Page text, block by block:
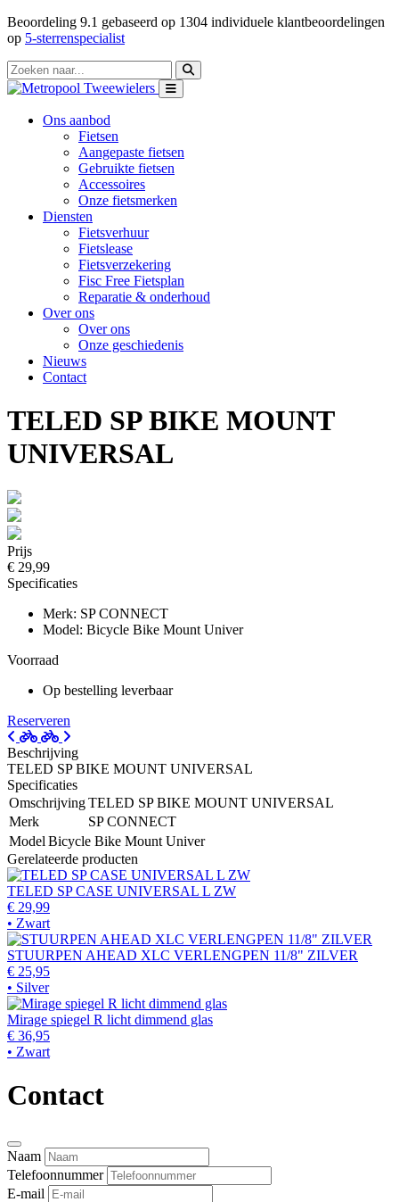
Beoordeling 9.1 gebaseerd op 1304 individuele klantbeoordelingen
op 5-sterrenspecialist
Ons aanbod
Fietsen
Aangepaste fietsen
Gebruikte fietsen
Accessoires
Onze fietsmerken
Diensten
Fietsverhuur
Fietslease
Fietsverzekering
Fisc Free Fietsplan
Reparatie & onderhoud
Over ons
Over ons
Onze geschiedenis
Nieuws
Contact
TELED SP BIKE MOUNT
UNIVERSAL
Prijs
€ 29,99
Specificaties
Merk: SP CONNECT
Model: Bicycle Bike Mount Univer
Voorraad
Op bestelling leverbaar
Reserveren
Beschrijving
TELED SP BIKE MOUNT UNIVERSAL
Specificaties
OmschrijvingTELED SP BIKE MOUNT UNIVERSAL
Merk
SP CONNECT
Model Bicycle Bike Mount Univer
Gerelateerde producten
TELED SP CASE UNIVERSAL L ZW
€ 29,99
• Zwart
STUURPEN AHEAD XLC VERLENGPEN 11/8" ZILVER
€ 25,95
• Silver
Mirage spiegel R licht dimmend glas
€ 36,95
• Zwart
Contact
Naam
Telefoonnummer
E-mail